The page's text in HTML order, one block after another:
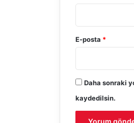
E-posta *
Daha sonraki
kaydedilsin.